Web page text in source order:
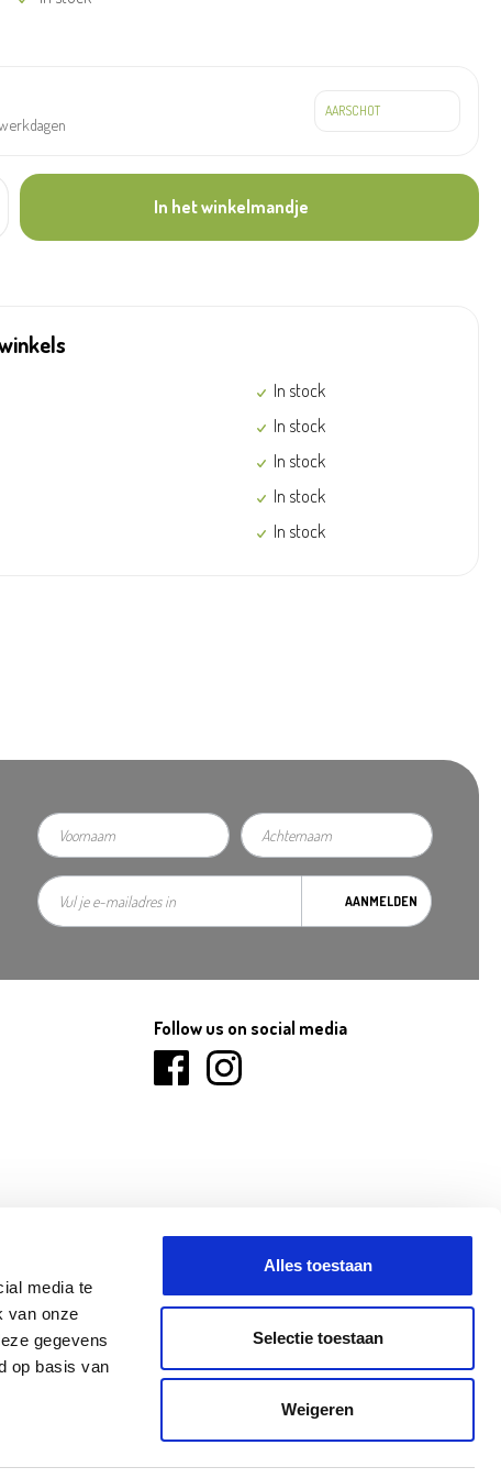
media te
van onze
gegevens
op basis van
Alles toestaan
Selectie toestaan
Weigeren
In het winkelmandje
In stock
In stock
In stock
In stock
In stock
AANMELDEN
Follow us on social media
OLEN